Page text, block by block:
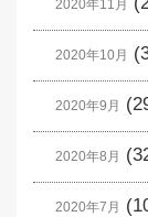
2020年11月
2020年10月
2020年9月
2020年8月
2020年7月